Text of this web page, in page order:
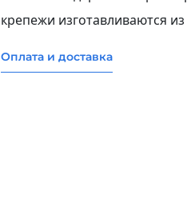
крепежи изготавливаются
Оплата и доставка